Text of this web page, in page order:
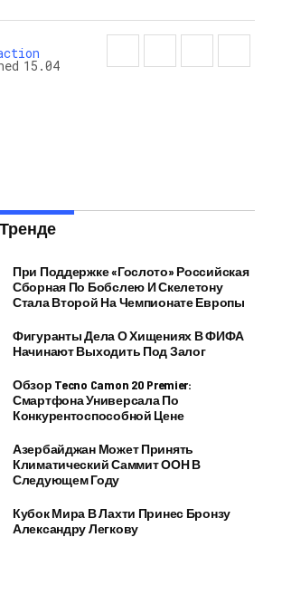
15.04
При Поддержке «Гослото» Российская
Сборная По Бобслею И Скелетону
Стала Второй На Чемпионате Европы
Фигуранты Дела О Хищениях В ФИФА
Начинают Выходить Под Залог
Обзор Tecno Camon 20 Premier:
Смартфона Универсала По
Конкурентоспособной Цене
Азербайджан Может Принять
Климатический Саммит ООН В
Следующем Году
Кубок Мира В Лахти Принес Бронзу
Александру Легкову